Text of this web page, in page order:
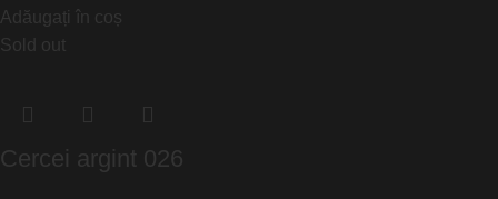
Adăugați în coș
Sold out
Cercei argint 026